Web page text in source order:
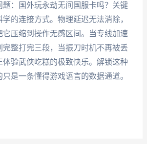
题：国外玩永劫无间国服卡吗？关键
的连接方式。物理延迟无法消除，
它压缩到操作无感区间。当专线加速
完整打完三段，当振刀时机不再被丢
体验武侠吃糕的极致快乐。解锁这种
是一条懂得游戏语言的数据通道。